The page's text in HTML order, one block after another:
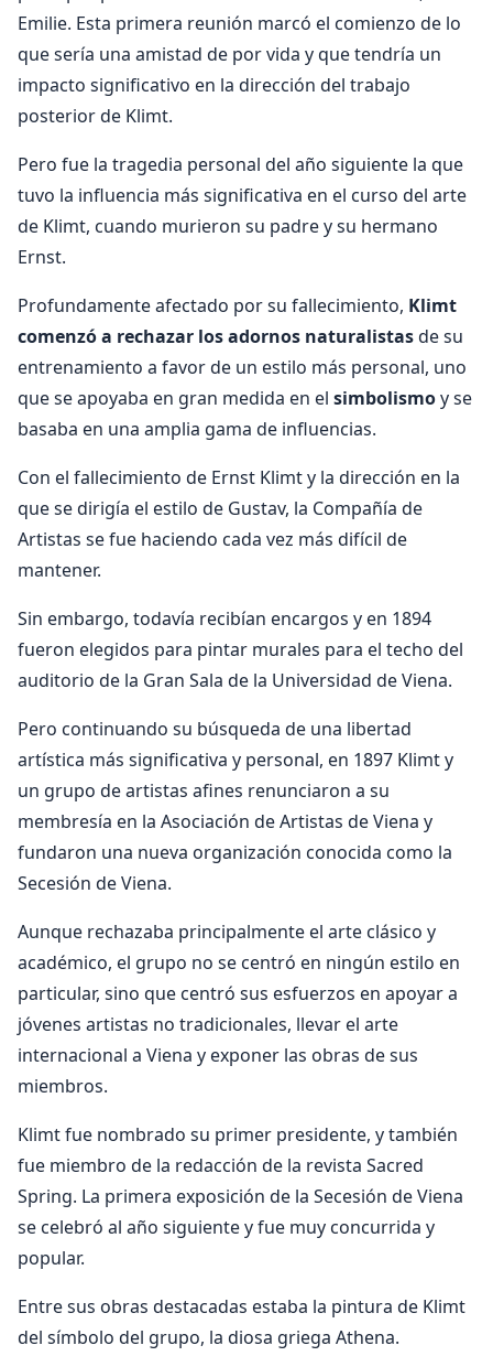
Emilie. Esta primera reunión marcó el comienzo de lo
que sería una amistad de por vida y que tendría un
impacto significativo en la dirección del trabajo
posterior de Klimt.
Pero fue la tragedia personal del año siguiente la que
tuvo la influencia más significativa en el curso del arte
de Klimt, cuando murieron su padre y su hermano
Ernst.
Profundamente afectado por su fallecimiento, Klimt
comenzó a rechazar los adornos naturalistasde su
entrenamiento a favor de un estilo más personal, uno
que se apoyaba en gran medida en el simbolismoy se
basaba en una amplia gama de influencias.
Con el fallecimiento de Ernst Klimt y la dirección en la
que se dirigía el estilo de Gustav, la Compañía de
Artistas se fue haciendo cada vez más difícil de
mantener.
Sin embargo, todavía recibían encargos y en 1894
fueron elegidos para pintar murales para el techo del
auditorio de la Gran Sala de la Universidad de Viena.
Pero continuando su búsqueda de una libertad
artística más significativa y personal, en 1897 Klimt y
un grupo de artistas afines renunciaron a su
membresía en la Asociación de Artistas de Viena y
fundaron una nueva organización conocida como la
Secesión de Viena.
Aunque rechazaba principalmente el arte clásico y
académico, el grupo no se centró en ningún estilo en
particular, sino que centró sus esfuerzos en apoyar a
jóvenes artistas no tradicionales, llevar el arte
internacional a Viena y exponer las obras de sus
miembros.
Klimt fue nombrado su primer presidente, y también
fue miembro de la redacción de la revista Sacred
Spring. La primera exposición de la Secesión de Viena
se celebró al año siguiente y fue muy concurrida y
popular.
Entre sus obras destacadas estaba la pintura de Klimt
del símbolo del grupo, la diosa griega Athena.